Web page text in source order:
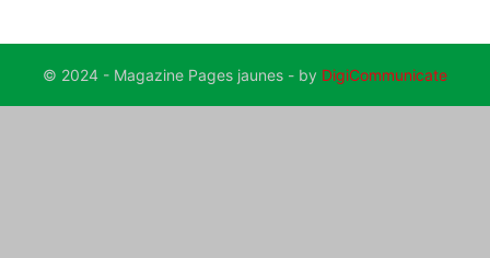
© 2024 - Magazine Pages jaunes - by DigiCommunicate